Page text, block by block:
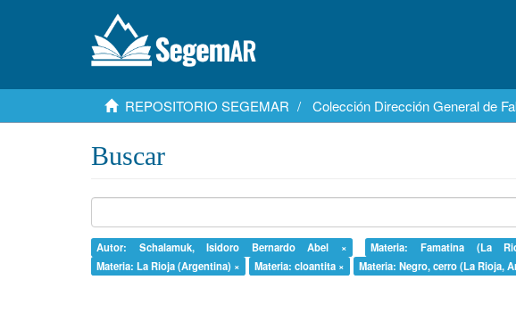
REPOSITORIO SEGEMAR Colección Dirección General de
Buscar
Autor: Schalamuk, Isidoro Bernardo Abel × Materia: Famatina (La
Materia: La Rioja (Argentina) ×
Materia: cloantita × Materia: Negro, cerro (La Rioja,